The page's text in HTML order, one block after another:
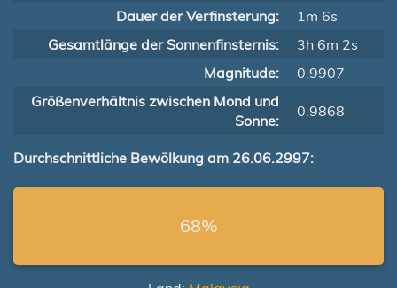
Dauer der Verfinsterung:
1m 6s
Gesamtlänge der Sonnenfinsternis:
3h 6m 2s
Magnitude:
0.9907
Größenverhältnis zwischen Mond und
Sonne:
0.9868
Durchschnittliche Bewölkung am 26.06.2997:
68%